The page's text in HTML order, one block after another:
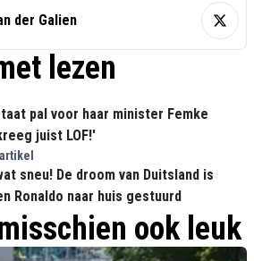
der Galien
lezen
pal voor haar minister Femke
juist LOF!'
sneu! De droom van Duitsland is
Ronaldo naar huis gestuurd
ook leuk